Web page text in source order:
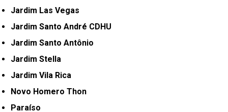
Jardim Las Vegas
Jardim Santo André CDHU
Jardim Santo Antônio
Jardim Stella
Jardim Vila Rica
Novo Homero Thon
Paraíso